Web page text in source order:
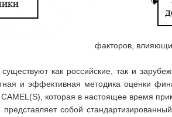
факторов,
как российские, так и
и эффективная методика оценки
которая в настоящее время
собой